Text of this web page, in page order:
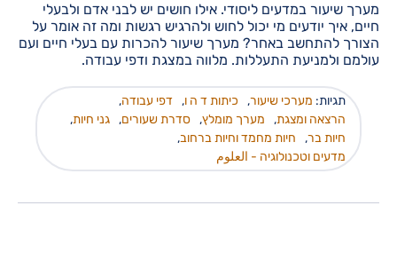
מערך שיעור במדעים ליסודי. אילו חושים יש לבני אדם ולבעלי
חיים, איך יודעים מי יכול לחוש ולהרגיש רגשות ומה זה אומר על
הצורך להתחשב באחר? מערך שיעור להכרות עם בעלי חיים ועם
עולמם ולמניעת התעללות. מלווה במצגת ודפי עבודה.
תגיות: מערכי שיעור, כיתות ד ה ו, דפי עבודה,
הרצאה ומצגת, מערך מומלץ, סדרת שעורים, גני חיות,
חיות בר, חיות מחמד וחיות ברחוב,
מדעים וטכנולוגיה - العلوم